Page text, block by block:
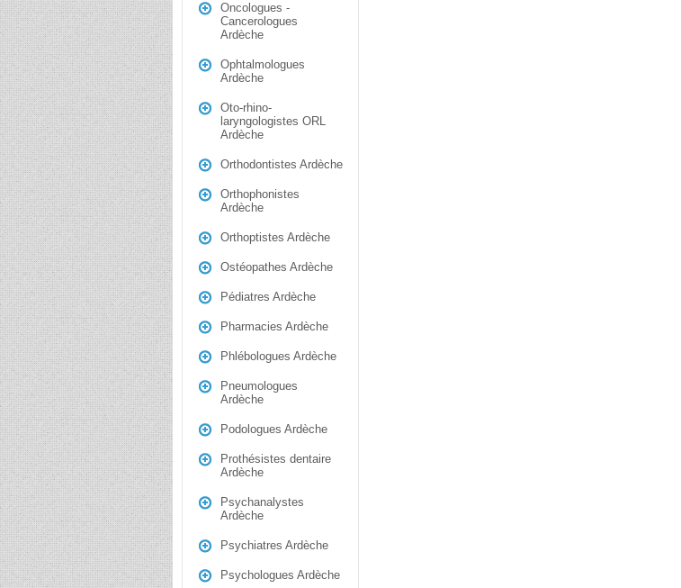
Oncologues -
Cancerologues
Ardèche
Ophtalmologues
Ardèche
Oto-rhino-
laryngologistes ORL
Ardèche
Orthodontistes Ardèche
Orthophonistes
Ardèche
Orthoptistes Ardèche
Ostéopathes Ardèche
Pédiatres Ardèche
Pharmacies Ardèche
Phlébologues Ardèche
Pneumologues
Ardèche
Podologues Ardèche
Prothésistes dentaire
Ardèche
Psychanalystes
Ardèche
Psychiatres Ardèche
Psychologues Ardèche